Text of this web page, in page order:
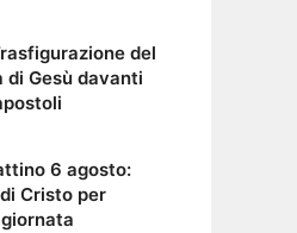
del
di Gesù davanti
6 agosto:
Cristo per